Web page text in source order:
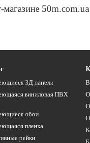
3Д панели
виниловая ПВХ
обои
пленка
рейки